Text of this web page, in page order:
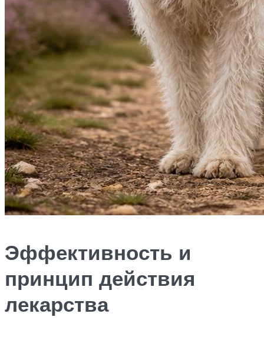
Эффективность и
принцип действия
лекарства